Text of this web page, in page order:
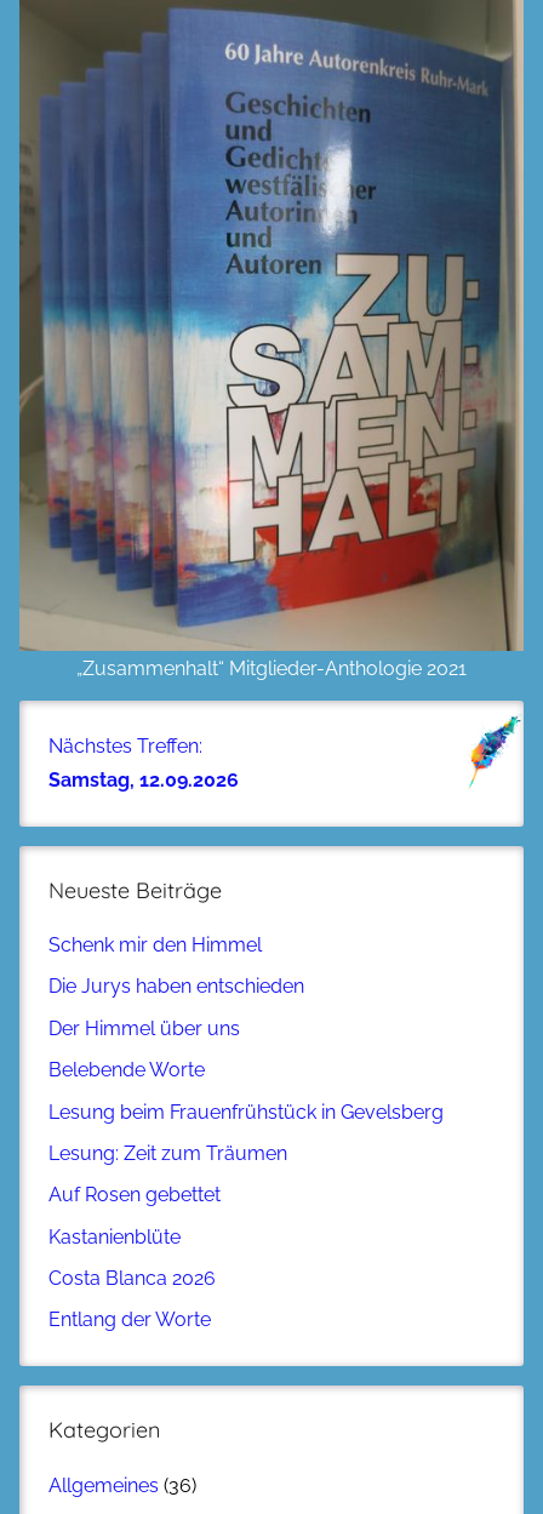
„Zusammenhalt“ Mitglieder-Anthologie 2021
Nächstes Treffen:
Samstag, 12.09.2026
Neueste Beiträge
Schenk mir den Himmel
Die Jurys haben entschieden
Der Himmel über uns
Belebende Worte
Lesung beim Frauenfrühstück in Gevelsberg
Lesung: Zeit zum Träumen
Auf Rosen gebettet
Kastanienblüte
Costa Blanca 2026
Entlang der Worte
Kategorien
Allgemeines (36)